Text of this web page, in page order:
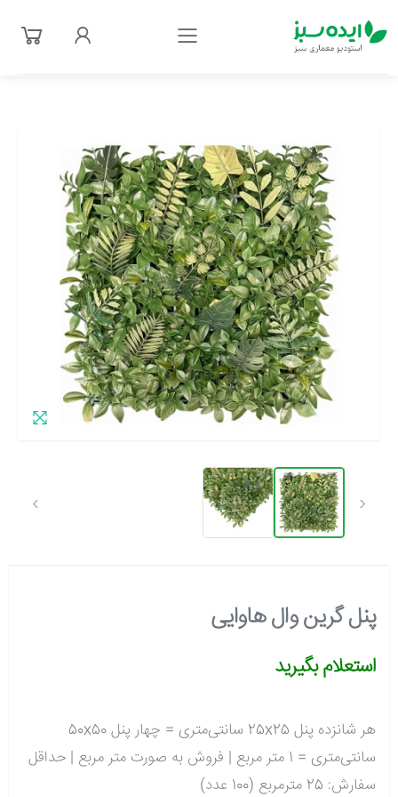
فهرست
‹
›
پنل گرین وال هاوایی
استعلام بگیرید
هر شانزده پنل 25x25 سانتی‌متری = چهار پنل 50x50
سانتی‌متری = 1 متر مربع | فروش به صورت متر مربع | حداقل
سفارش: 25 مترمربع (100 عدد)